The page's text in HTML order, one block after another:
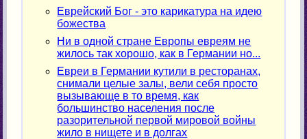
Еврейский Бог - это карикатура на идею
божества
Ни в одной стране Европы евреям не
жилось так хорошо, как в Германии но...
Евреи в Германии кутили в ресторанах,
снимали целые залы, вели себя просто
вызывающе в то время, как
большинство населения после
разорительной первой мировой войны
жило в нищете и в долгах